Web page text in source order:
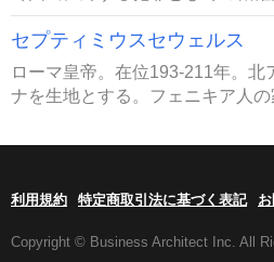
セプティミウスセウェルス
ローマ皇帝。在位193-211年。
ナを生地とする。フェニキア人の
利用規約 特定商取引法に基づく表記
Copyright © Business Architect Inc. All